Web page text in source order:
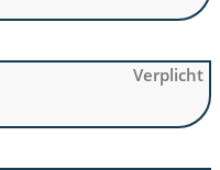
Verplicht